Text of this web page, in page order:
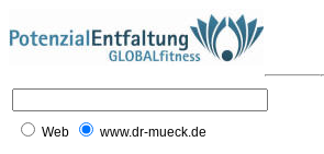
Web www.dr-mueck.de